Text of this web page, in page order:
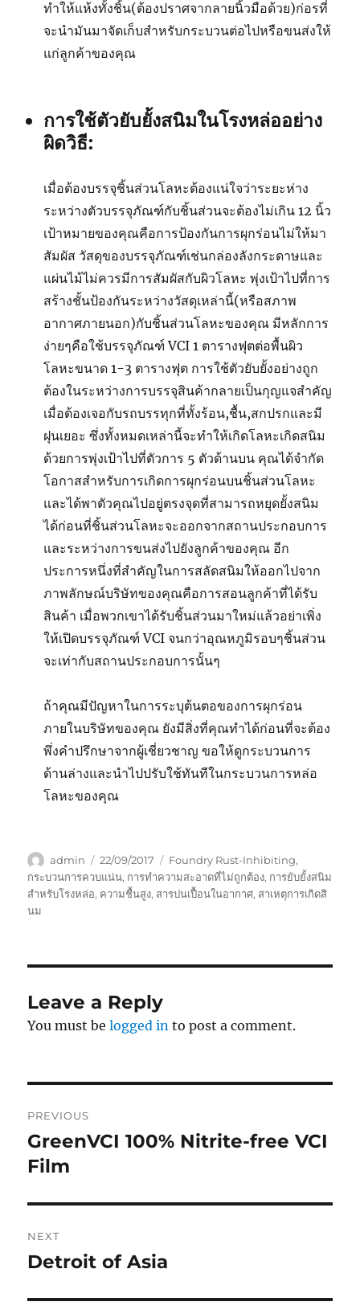
ทำให้แห้งทั้งชิ้น(ต้องปราศจากลายนิ้วมือด้วย)ก่อรที่
จะนำมันมาจัดเก็บสำหรับกระบวนต่อไปหรือขนส่งให้
แก่ลูกค้าของคุณ
การใช้ตัวยับยั้งสนิมในโรงหล่ออย่าง
ผิดวิธี:
เมื่อต้องบรรจุชิ้นส่วนโลหะต้องแน่ใจว่าระยะห่าง
ระหว่างตัวบรรจุภัณฑ์กับชิ้นส่วนจะต้องไม่เกิน 12 นิ้ว
เป้าหมายของคุณคือการป้องกันการผุกร่อนไม่ให้มา
สัมผัส วัสดุของบรรจุภัณฑ์เช่นกล่องลังกระดาษและ
แผ่นไม้ไม่ควรมีการสัมผัสกับผิวโลหะ พุ่งเป้าไปที่การ
สร้างชั้นป้องกันระหว่างวัสดุเหล่านี้(หรือสภาพ
อากาศภายนอก)กับชิ้นส่วนโลหะของคุณ มีหลักการ
ง่ายๆคือใช้บรรจุภัณฑ์ VCI 1 ตารางฟุตต่อพื้นผิว
โลหะขนาด 1-3 ตารางฟุต การใช้ตัวยับยั้งอย่างถูก
ต้องในระหว่างการบรรจุสินค้ากลายเป็นกุญแจสำคัญ
เมื่อต้องเจอกับรถบรรทุกที่ทั้งร้อน,ชื้น,สกปรกและมี
ฝุนเยอะ ซึ่งทั้งหมดเหล่านี้จะทำให้เกิดโลหะเกิดสนิม
ด้วยการพุ่งเป้าไปที่ตัวการ 5 ตัวด้านบน คุณได้จำกัด
โอกาสสำหรับการเกิดการผุกร่อนบนชิ้นส่วนโลหะ
และได้พาตัวคุณไปอยู่ตรงจุดที่สามารถหยุดยั้งสนิม
ได้ก่อนที่ชิ้นส่วนโลหะจะออกจากสถานประกอบการ
และระหว่างการขนส่งไปยังลูกค้าของคุณ อีก
ประการหนึ่งที่สำคัญในการสลัดสนิมให้ออกไปจาก
ภาพลักษณ์บริษัทของคุณคือการสอนลูกค้าที่ได้รับ
สินค้า เมื่อพวกเขาได้รับชิ้นส่วนมาใหม่แล้วอย่าเพิ่ง
ให้เปิดบรรจุภัณฑ์ VCI จนกว่าอุณหภูมิรอบๆชิ้นส่วน
จะเท่ากับสถานประกอบการนั้นๆ
ถ้าคุณมีปัญหาในการระบุต้นตอของการผุกร่อน
ภายในบริษัทของคุณ ยังมีสิ่งที่คุณทำได้ก่อนที่จะต้อง
พึ่งคำปรึกษาจากผู้เชี่ยวชาญ ขอให้ดูกระบวนการ
ด้านล่างและนำไปปรับใช้ทันทีในกระบวนการหล่อ
โลหะของคุณ
Author
admin
Posted
on
22/09/2017 Tags
Foundry Rust-Inhibiting,
กระบวนการควบแน่น, การทำความสะอาดที่ไม่ถูกต้อง, การยับยั้งสนิม
สำหรับโรงหล่อ, ความชื้นสูง, สารปนเปื้อนในอากาศ, สาเหตุการเกิดสิ
นม
Leave a Reply
You must belogged in to post a comment.
navigation
PREVIOUS
Previous
post:
GreenVCI 100% Nitrite-free VCI
Film
NEXT
Next
Detroit of Asia